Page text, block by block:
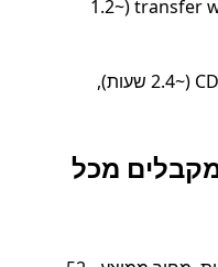
transfer with English speaking driver (~1.2
FlixBus (~5.2 שעות), CD (~2.4 שעות),
מכל